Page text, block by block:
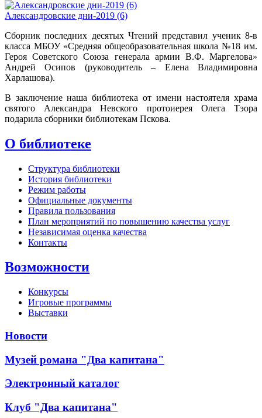
Александровские дни-2019 (6)
Сборник последних десятых Чтений представил ученик 8-в
класса МБОУ «Средняя общеобразовательная школа №18 им.
Героя Советского Союза генерала армии В.Ф. Маргелова»
Андрей Осипов (руководитель – Елена Владимировна
Харлашова).
В заключение наша библиотека от имени настоятеля храма
святого Александра Невского протоиерея Олега Тэора
подарила сборники библиотекам Пскова.
О библиотеке
Структура библиотеки
История библиотеки
Режим работы
Официальные документы
Правила пользования
План мероприятий по повышению качества услуг
Независимая оценка качества
Контакты
Возможности
Конкурсы
Игровые программы
Выставки
Новости
Музей романа "Два капитана"
Электронный каталог
Клуб "Два капитана"